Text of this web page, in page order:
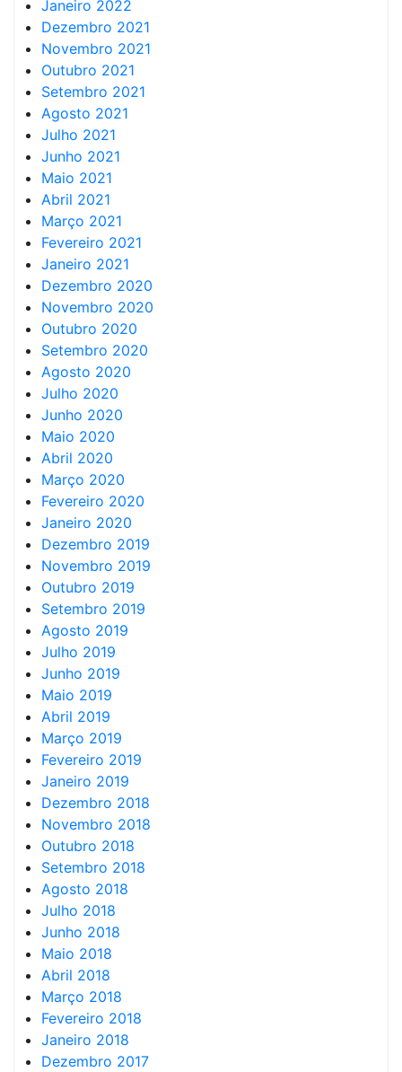
Janeiro 2022
Dezembro 2021
Novembro 2021
Outubro 2021
Setembro 2021
Agosto 2021
Julho 2021
Junho 2021
Maio 2021
Abril 2021
Março 2021
Fevereiro 2021
Janeiro 2021
Dezembro 2020
Novembro 2020
Outubro 2020
Setembro 2020
Agosto 2020
Julho 2020
Junho 2020
Maio 2020
Abril 2020
Março 2020
Fevereiro 2020
Janeiro 2020
Dezembro 2019
Novembro 2019
Outubro 2019
Setembro 2019
Agosto 2019
Julho 2019
Junho 2019
Maio 2019
Abril 2019
Março 2019
Fevereiro 2019
Janeiro 2019
Dezembro 2018
Novembro 2018
Outubro 2018
Setembro 2018
Agosto 2018
Julho 2018
Junho 2018
Maio 2018
Abril 2018
Março 2018
Fevereiro 2018
Janeiro 2018
Dezembro 2017